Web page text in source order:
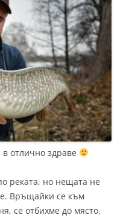
в отлично здраве
реката, но нещата не
Връщайки се към
се отбихме до място,